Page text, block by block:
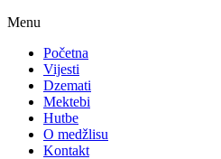
Menu
Početna
Vijesti
Dzemati
Mektebi
Hutbe
O medžlisu
Kontakt